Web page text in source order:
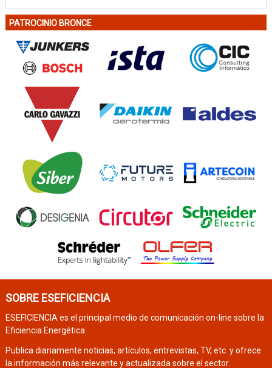
PATROCINIO BRONCE
SOBRE ESEFICIENCIA
ESEFICIENCIA es el principal medio de comunicación on-line sobre la
Eficiencia Energética.
Publica diariamente noticias, artículos, entrevistas, TV, etc. y ofrece
la información más relevante y actualizada sobre el sector.